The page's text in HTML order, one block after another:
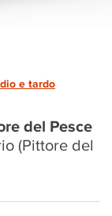
e tardo
del Pesce
(Pittore del